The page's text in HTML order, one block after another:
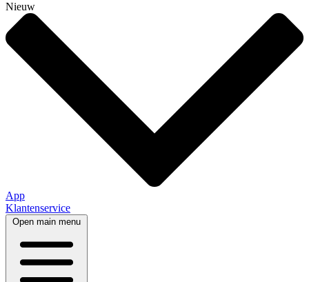
Nieuw
App
Klantenservice
Open main menu